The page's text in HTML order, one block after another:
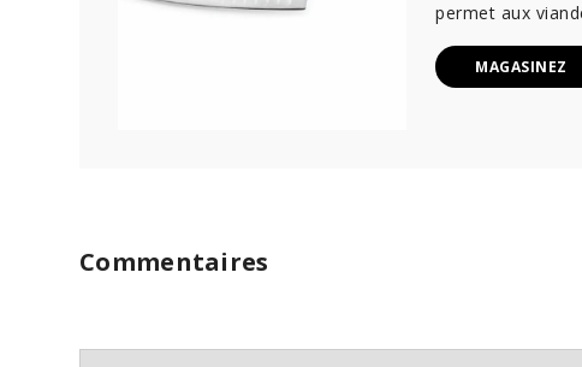
permet aux
MAGASINEZ
Commentaires